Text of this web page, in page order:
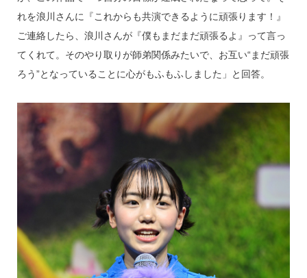
れを浪川さんに『これからも共演できるように頑張ります！』
ご連絡したら、浪川さんが『僕もまだまだ頑張るよ』って言っ
てくれて。そのやり取りが師弟関係みたいで、お互い“まだ頑張
ろう”となっていることに心がもふもふしました」と回答。